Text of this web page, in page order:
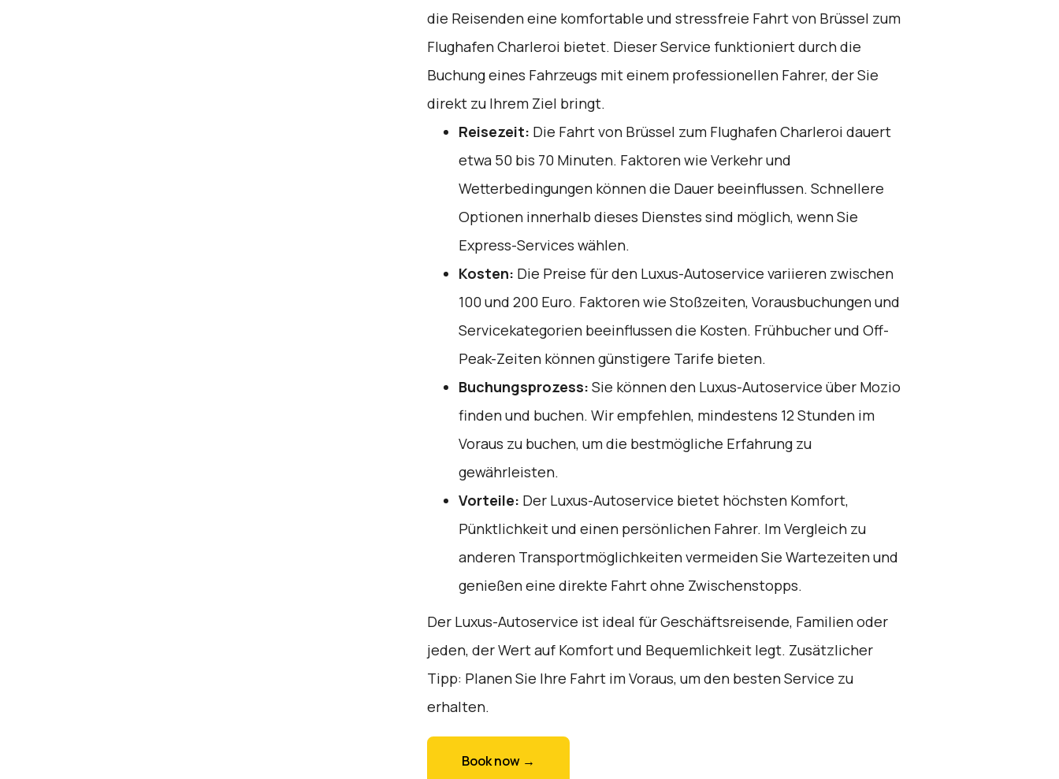
die Reisenden eine komfortable und stressfreie Fahrt von Brüssel zum
Flughafen Charleroi bietet. Dieser Service funktioniert durch die
Buchung eines Fahrzeugs mit einem professionellen Fahrer, der Sie
direkt zu Ihrem Ziel bringt.
Reisezeit: Die Fahrt von Brüssel zum Flughafen Charleroi dauert
etwa 50 bis 70 Minuten. Faktoren wie Verkehr und
Wetterbedingungen können die Dauer beeinflussen. Schnellere
Optionen innerhalb dieses Dienstes sind möglich, wenn Sie
Express-Services wählen.
Kosten: Die Preise für den Luxus-Autoservice variieren zwischen
100 und 200 Euro. Faktoren wie Stoßzeiten, Vorausbuchungen und
Servicekategorien beeinflussen die Kosten. Frühbucher und Off-
Peak-Zeiten können günstigere Tarife bieten.
Buchungsprozess: Sie können den Luxus-Autoservice über Mozio
finden und buchen. Wir empfehlen, mindestens 12 Stunden im
Voraus zu buchen, um die bestmögliche Erfahrung zu
gewährleisten.
Vorteile: Der Luxus-Autoservice bietet höchsten Komfort,
Pünktlichkeit und einen persönlichen Fahrer. Im Vergleich zu
anderen Transportmöglichkeiten vermeiden Sie Wartezeiten und
genießen eine direkte Fahrt ohne Zwischenstopps.
Der Luxus-Autoservice ist ideal für Geschäftsreisende, Familien oder
jeden, der Wert auf Komfort und Bequemlichkeit legt. Zusätzlicher
Tipp: Planen Sie Ihre Fahrt im Voraus, um den besten Service zu
erhalten.
Book now →